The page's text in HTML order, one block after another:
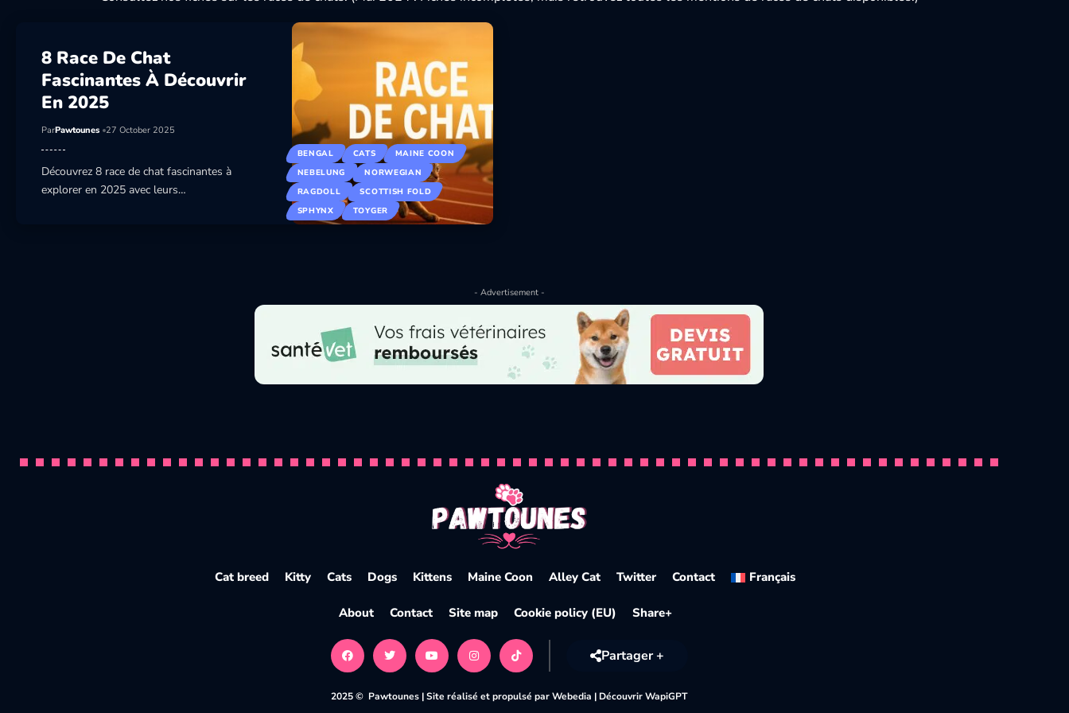
Pourquoi les chats pétrissent ? Signification et conseils
BENGAL CATS
MAINE COON
NEBELUNG
NORWEGIAN
RAGDOLL
SCOTTISH FOLD
SPHYNX
TOYGER
8 Race De Chat
Fascinantes À Découvrir
En 2025
ParPawtounes 27 October 2025
Découvrez 8 race de chat fascinantes à
explorer en 2025 avec leurs…
Découvrez 8 race de chat fascinantes à explorer en 2025 avec leurs…
- Advertisement -
Cat breed Kitty Cats Dogs Kittens Maine Coon Alley Cat Twitter Contact Français
About Contact Site map Cookie policy (EU) Share+
Partager +
2025 © Pawtounes |Site réalisé et propulsé par Webedia | Découvrir WapiGPT